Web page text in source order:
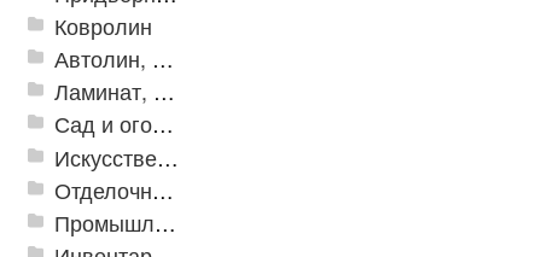
Ковролин
Автолин, Транслин, Линолеум
Ламинат, Кварцвиниловая плитка SPC
Сад и огород
Искусственная трава
Отделочные профили
Промышленный текстиль